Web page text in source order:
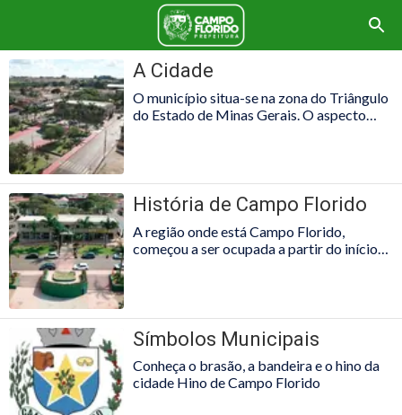
A Cidade
O município situa-se na zona do Triângulo
do Estado de Minas Gerais. O aspecto
family:roboto,sans-serif; font-size:18px;}
História de Campo Florido
A região onde está Campo Florido,
começou a ser ocupada a partir do início
Símbolos Municipais
Conheça o brasão, a bandeira e o hino da
cidade Hino de Campo Florido